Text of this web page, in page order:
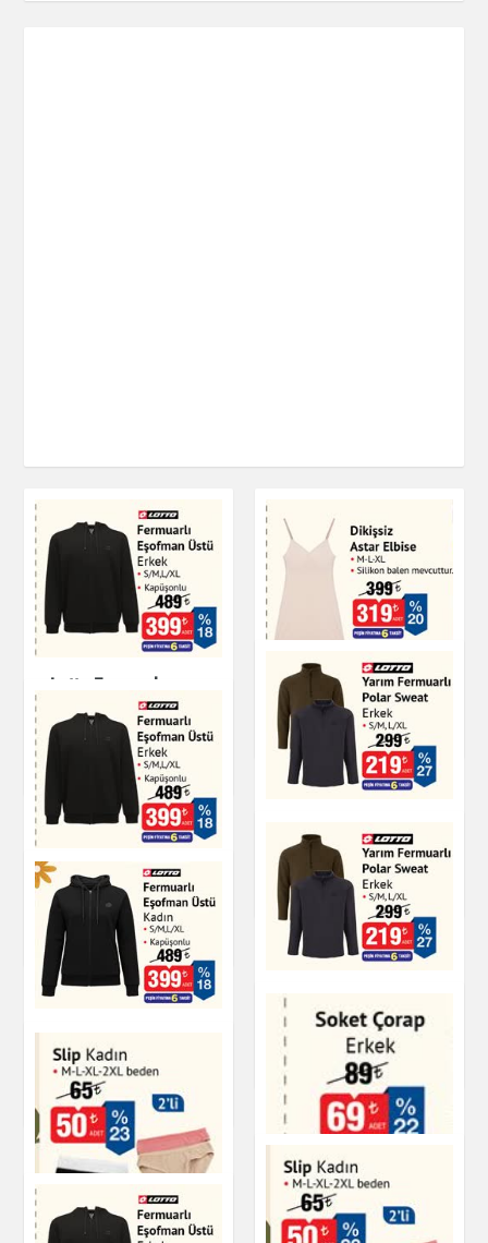
Lotto Fermuarlı
Eşofman Üstü Erkek
Kapüşonlu
Giyim
Dikişsiz Astar Elbise
Giyim
Yarım Fermuarlı
Polar Sweat Erkek
Giyim
Fermuarlı Eşofman
Üstü Erkek
Giyim
Yarım Fermuarlı
Polar Sweat
Giyim
Üstü Kadın
Giyim